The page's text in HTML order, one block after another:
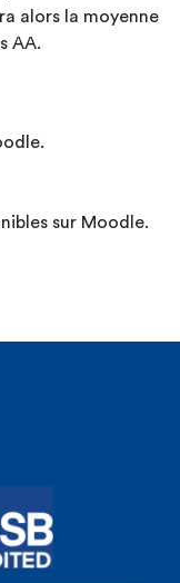
alors la moyenne
AA.
sur Moodle.